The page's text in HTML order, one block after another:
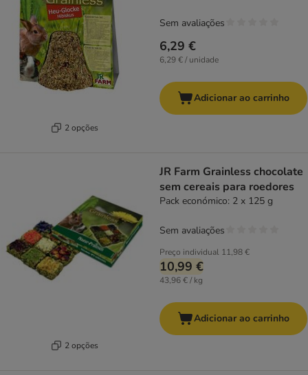
2 opções
6,29 €
6,29 € / unidade
Sem avaliações
Adicionar ao carrinho
2 opções
JR Farm Grainless chocolate
sem cereais para roedores
Pack económico: 2 x 125 g
Preço individual 11,98 €
10,99 €
43,96 € / kg
Sem avaliações
Adicionar ao carrinho